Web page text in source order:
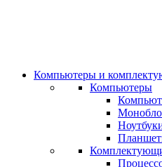
Компьютеры и
Компьютеры